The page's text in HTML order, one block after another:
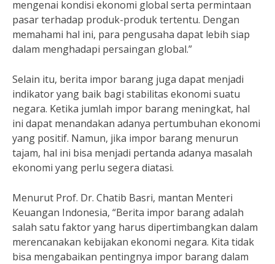
mengenai kondisi ekonomi global serta permintaan
pasar terhadap produk-produk tertentu. Dengan
memahami hal ini, para pengusaha dapat lebih siap
dalam menghadapi persaingan global.”
Selain itu, berita impor barang juga dapat menjadi
indikator yang baik bagi stabilitas ekonomi suatu
negara. Ketika jumlah impor barang meningkat, hal
ini dapat menandakan adanya pertumbuhan ekonomi
yang positif. Namun, jika impor barang menurun
tajam, hal ini bisa menjadi pertanda adanya masalah
ekonomi yang perlu segera diatasi.
Menurut Prof. Dr. Chatib Basri, mantan Menteri
Keuangan Indonesia, “Berita impor barang adalah
salah satu faktor yang harus dipertimbangkan dalam
merencanakan kebijakan ekonomi negara. Kita tidak
bisa mengabaikan pentingnya impor barang dalam